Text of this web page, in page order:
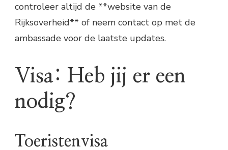
controleer altijd de **website van de
Rijksoverheid** of neem contact op met de
ambassade voor de laatste updates.
Visa: Heb jij er een
nodig?
Toeristenvisa